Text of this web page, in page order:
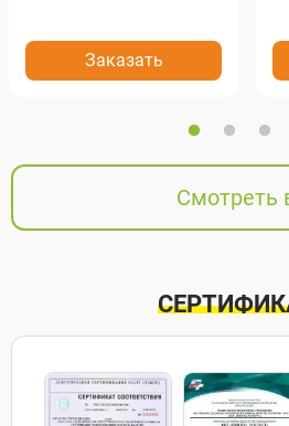
Заказать
Смотреть